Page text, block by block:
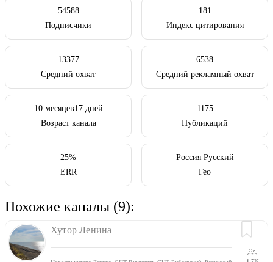
54588
Подписчики
181
Индекс цитирования
13377
Средний охват
6538
Средний рекламный охват
10 месяцев17 дней
Возраст канала
1175
Публикаций
25%
ERR
Россия Русский
Гео
Похожие каналы (9):
Хутор Ленина